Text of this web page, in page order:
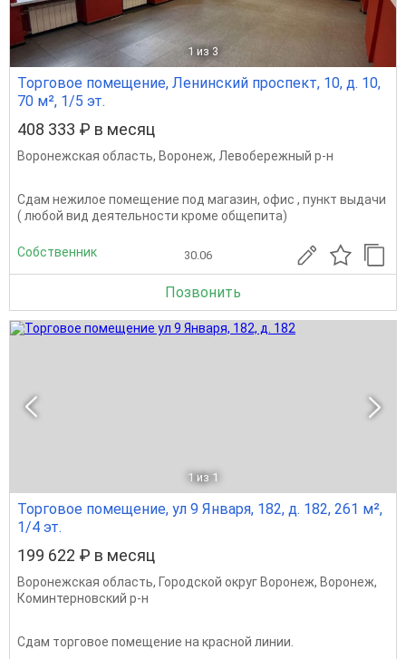
1 из 3
Торговое помещение, Ленинский проспект, 10, д. 10,
70 м², 1/5 эт.
408 333 ₽ в месяц
Воронежская область, Воронеж, Левобережный р-н
Сдам нежилое помещение под магазин, офис , пункт выдачи
( любой вид деятельности кроме общепита)
Собственник 30.06
Позвонить
1 из 1
Торговое помещение, ул 9 Января, 182, д. 182, 261 м²,
1/4 эт.
199 622 ₽ в месяц
Воронежская область, Городской округ Воронеж, Воронеж,
Коминтерновский р-н
Сдам торговое помещение на красной линии.